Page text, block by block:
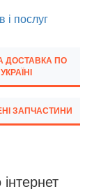
keyboard_arrow_down
і послуг
ДОСТАВКА ПО
УКРАЇНІ
ЗАПЧАСТИНИ